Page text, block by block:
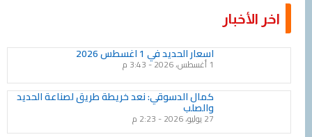
اسعار الحديد في 1 اغسطس 2026
3:43 م
كمال الدسوقي: نعد خريطة طريق لصناعة الحديد
2:23 م
PagePagePagePagePagePagePagePagePagePage